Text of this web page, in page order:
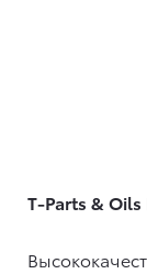
T-Parts & Oils